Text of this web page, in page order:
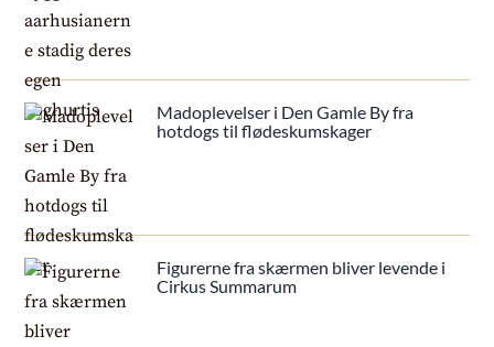
Madoplevelser i Den Gamle By fra
hotdogs til flødeskumskager
Figurerne fra skærmen bliver levende i
Cirkus Summarum